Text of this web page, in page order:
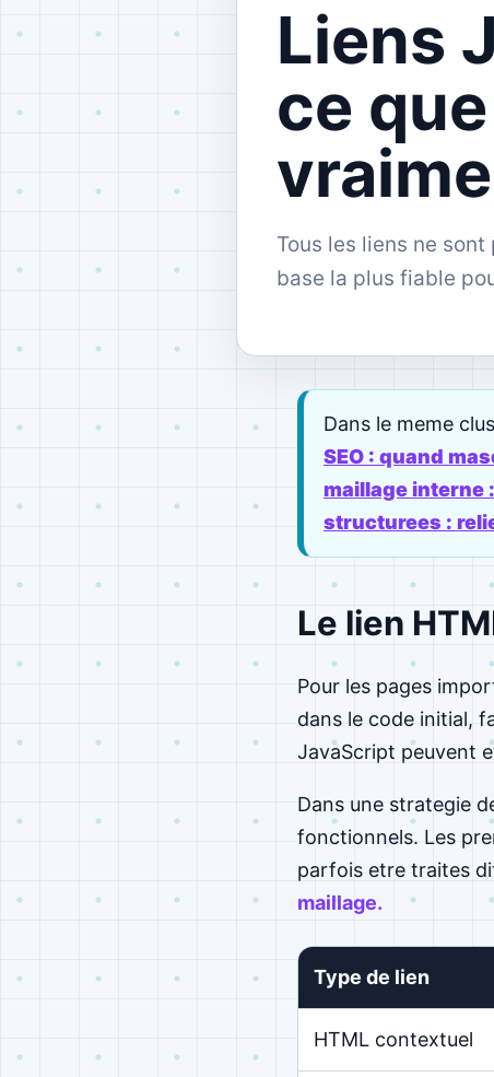
Liens
ce
Tous les liens ne
base la plus fiable
Dans le meme
SEO : quand
maillage interne
structurees :
Le lien
Pour les pages
dans le code initial,
JavaScript peuvent
Dans une strategie
fonctionnels. Les
parfois etre traites
maillage.
Type de lien
HTML contextuel